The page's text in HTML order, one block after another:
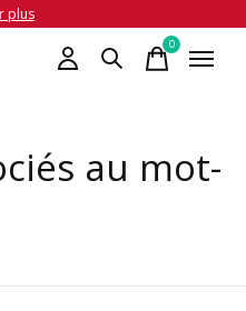
plus
0items
au mot-